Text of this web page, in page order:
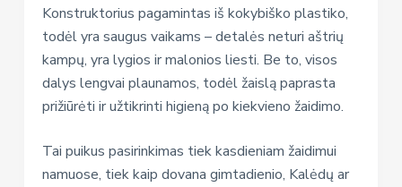
Konstruktorius pagamintas iš kokybiško plastiko,
todėl yra saugus vaikams – detalės neturi aštrių
kampų, yra lygios ir malonios liesti. Be to, visos
dalys lengvai plaunamos, todėl žaislą paprasta
prižiūrėti ir užtikrinti higieną po kiekvieno žaidimo.
Tai puikus pasirinkimas tiek kasdieniam žaidimui
namuose, tiek kaip dovana gimtadienio, Kalėdų ar